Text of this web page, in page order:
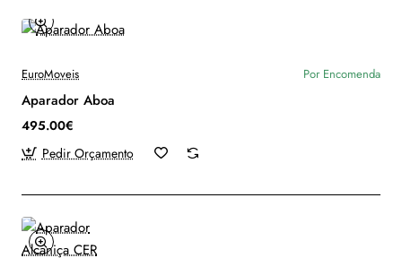
EuroMoveis Por Encomenda
Aparador Aboa
495.00€
Pedir Orçamento